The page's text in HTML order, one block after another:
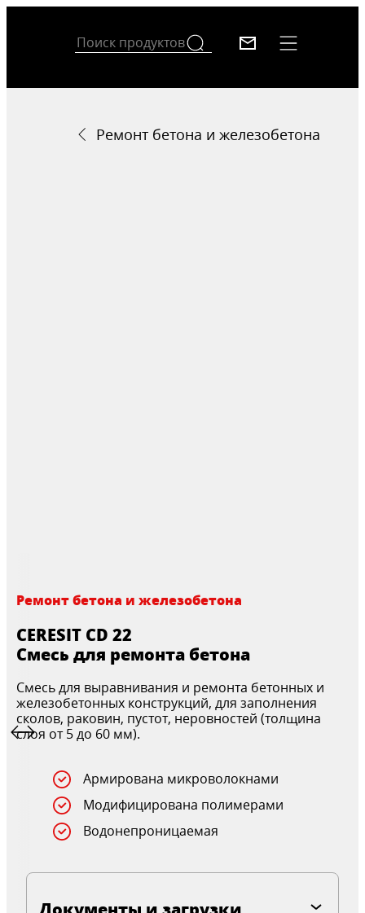
Ремонт бетона и железобетона
Ремонт бетона и железобетона
CERESIT CD 22
Смесь для ремонта бетона
Смесь для выравнивания и ремонта бетонных и
железобетонных конструкций, для заполнения
сколов, раковин, пустот, неровностей (толщина
слоя от 5 до 60 мм).
Армирована микроволокнами
Модифицирована полимерами
Водонепроницаемая